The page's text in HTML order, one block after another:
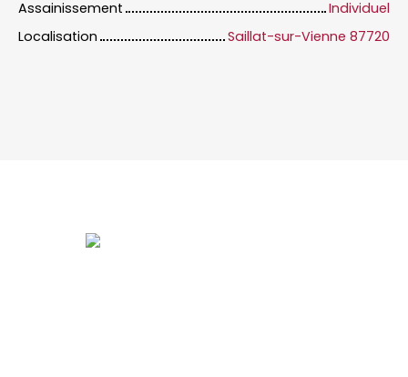
Assainissement
Individuel
Localisation
Saillat-sur-Vienne 87720